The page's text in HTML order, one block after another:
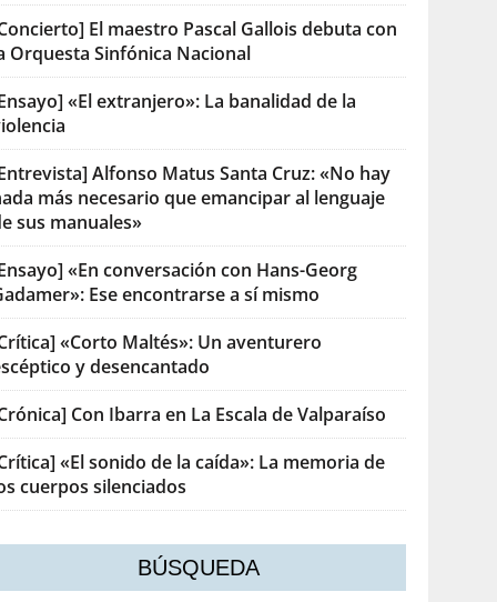
El maestro Pascal Gallois debuta con
Orquesta Sinfónica Nacional
«El extranjero»: La banalidad de la
Alfonso Matus Santa Cruz: «No hay
más necesario que emancipar al lenguaje
sus manuales»
«En conversación con Hans-Georg
Ese encontrarse a sí mismo
«Corto Maltés»: Un aventurero
y desencantado
Con Ibarra en La Escala de Valparaíso
«El sonido de la caída»: La memoria de
cuerpos silenciados
BÚSQUEDA